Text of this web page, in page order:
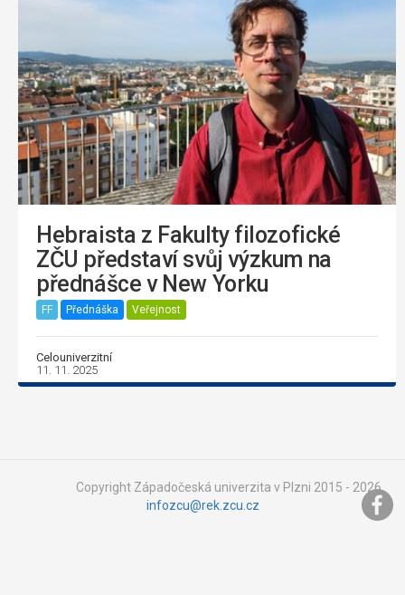
Hebraista z Fakulty filozofické
ZČU představí svůj výzkum na
přednášce v New Yorku
FF Přednáška Veřejnost
Celouniverzitní
11. 11. 2025
Copyright Západočeská univerzita v Plzni 2015 - 2026,
infozcu@rek.zcu.cz